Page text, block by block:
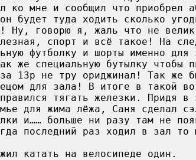
ко мне и сообщил что приобрел
будет туда ходить сколько
Ну, говорю я, жаль что не
спорт и всё такое! На
футболку и шорты именно для
же специальную бутылку чтобы
за 13р не тру ориджинал! Так же
для зала! В итоге в такой
тягать железки. Придя в
для жима лёжа, Саня сделал
и…… больше ни разу там не
последний раз ходил в зал то
катать на велосипеде один.